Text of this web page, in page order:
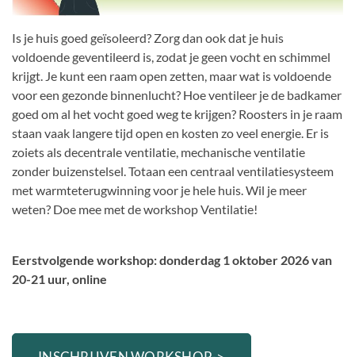
Is je huis goed geïsoleerd? Zorg dan ook dat je huis
voldoende geventileerd is, zodat je geen vocht en schimmel
krijgt. Je kunt een raam open zetten, maar wat is voldoende
voor een gezonde binnenlucht? Hoe ventileer je de badkamer
goed om al het vocht goed weg te krijgen? Roosters in je raam
staan vaak langere tijd open en kosten zo veel energie. Er is
zoiets als decentrale ventilatie, mechanische ventilatie
zonder buizenstelsel. Totaan een centraal ventilatiesysteem
met warmteterugwinning voor je hele huis. Wil je meer
weten? Doe mee met de workshop Ventilatie!
Eerstvolgende workshop: donderdag 1 oktober 2026 van
20-21 uur, online